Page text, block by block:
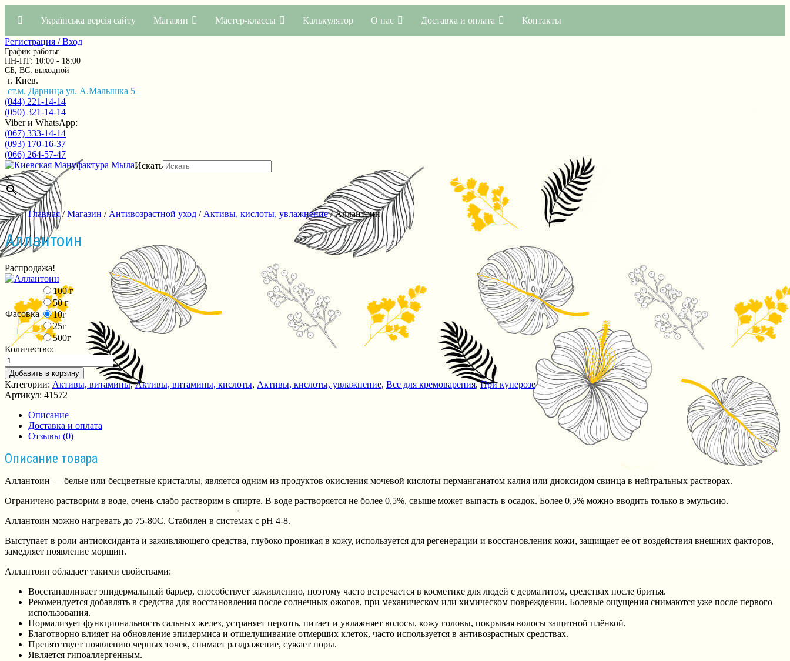
Українська версія сайту Магазин Мастер-классы Калькулятор О нас Доставка и оплата Контакты
Регистрация / Вход
График работы:
ПН-ПТ: 10:00 - 18:00
СБ, ВС: выходной
г. Киев.
ст.м. Дарница ул. А.Малышка 5
(044) 221-14-14
(050) 321-14-14
Viber и WhatsApp:
(067) 333-14-14
(093) 170-16-37
(066) 264-57-47
Искать
×
Главная/Магазин / Антивозрастной уход / Активы, кислоты, увлажнение/ Аллантоин
Аллантоин
Распродажа!
Фасовка
100 г
50 г
10г
25г
500г
Количество:
Добавить в корзину
Категории: Активы, витамины,Активы, витамины, кислоты, Активы, кислоты, увлажнение, Все для кремоварения,При куперозе
Артикул: 41572
Описание
Доставка и оплата
Отзывы (0)
Описание товара
Аллантоин — белые или бесцветные кристаллы, является одним из продуктов окисления мочевой кислоты перманганатом калия или диоксидом свинца в нейтральных растворах.
Ограничено растворим в воде, очень слабо растворим в спирте. В воде растворяется не более 0,5%, свыше может выпасть в осадок. Более 0,5% можно вводить только в эмульсию.
Аллантоин можно нагревать до 75-80С. Стабилен в системах с рН 4-8.
Выступает в роли антиоксиданта и заживляющего средства, глубоко проникая в кожу, используется для регенерации и восстановления кожи, защищает ее от воздействия внешних факторов,
замедляет появление морщин.
Аллантоин обладает такими свойствами:
Восстанавливает эпидермальный барьер, способствует заживлению, поэтому часто встречается в косметике для людей с дерматитом, средствах после бритья.
Рекомендуется добавлять в средства для восстановления после солнечных ожогов, при механическом или химическом повреждении. Болевые ощущения снимаются уже после первого
использования.
Нормализует функциональность сальных желез, устраняет перхоть, питает и увлажняет волосы, кожу головы, покрывая волосы защитной плёнкой.
Благотворно влияет на обновление эпидермиса и отшелушивание отмерших клеток, часто используется в антивозрастных средствах.
Препятствует появлению черных точек, снимает раздражение, сужает поры.
Является гипоаллергенным.